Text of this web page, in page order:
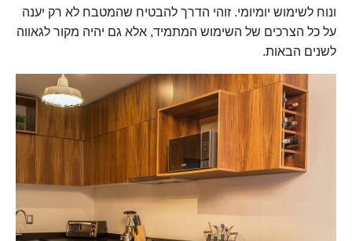
ונוח לשימוש יומיומי. זוהי הדרך להבטיח שהמטבח לא רק יענה
על כל הצרכים של השימוש המתמיד, אלא גם יהיה מקור לגאווה
לשנים הבאות.